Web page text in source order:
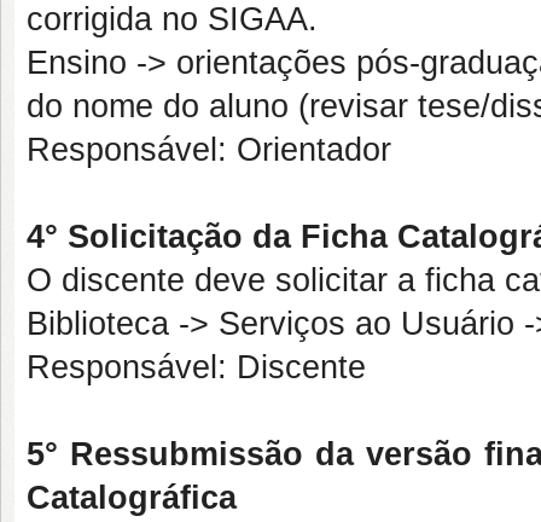
corrigida no SIGAA.
Ensino -> orientações pós-
do nome do aluno (revisar tese/
Responsável: Orientador
4° Solicitação da Ficha
O discente deve solicitar a ficha
Biblioteca -> Serviços ao Usuário
Responsável: Discente
5° Ressubmissão da versão
Catalográfica